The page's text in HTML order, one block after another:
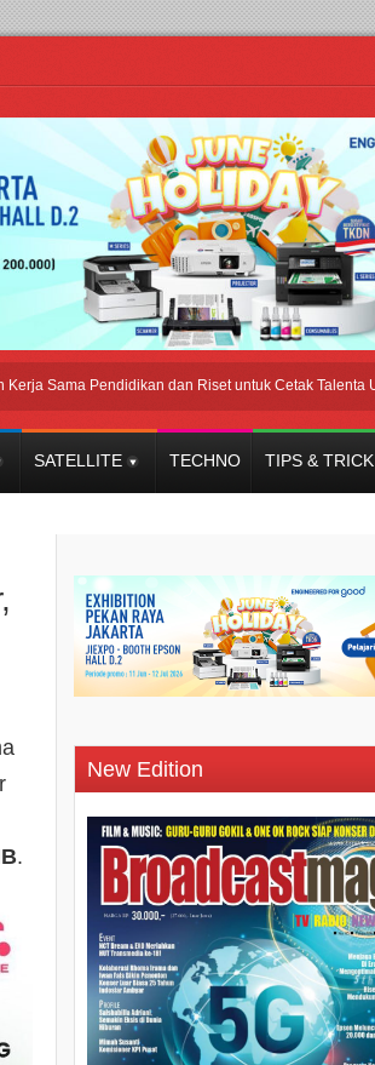
Pendidikan dan Riset untuk Cetak Talenta Unggul
SATELLITE TECHNO TIPS & TRICK
.
New Edition